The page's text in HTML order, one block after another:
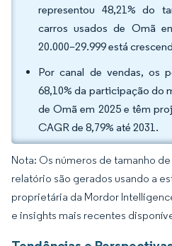
representou 48,21% do
carros usados de Omã
20.000–29.999 está
Por canal de vendas, os
68,10% da participação do
de Omã em 2025 e têm
CAGR de 8,79% até 2031.
Nota: Os números de tamanho
relatório são gerados usando a
proprietária da Mordor
e insights mais recentes